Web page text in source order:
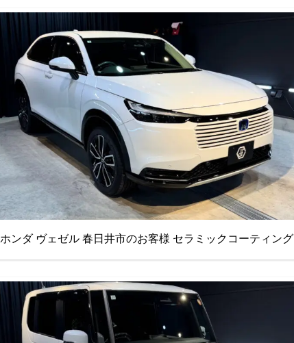
ホンダ ヴェゼル 春日井市のお客様 セラミックコーティング